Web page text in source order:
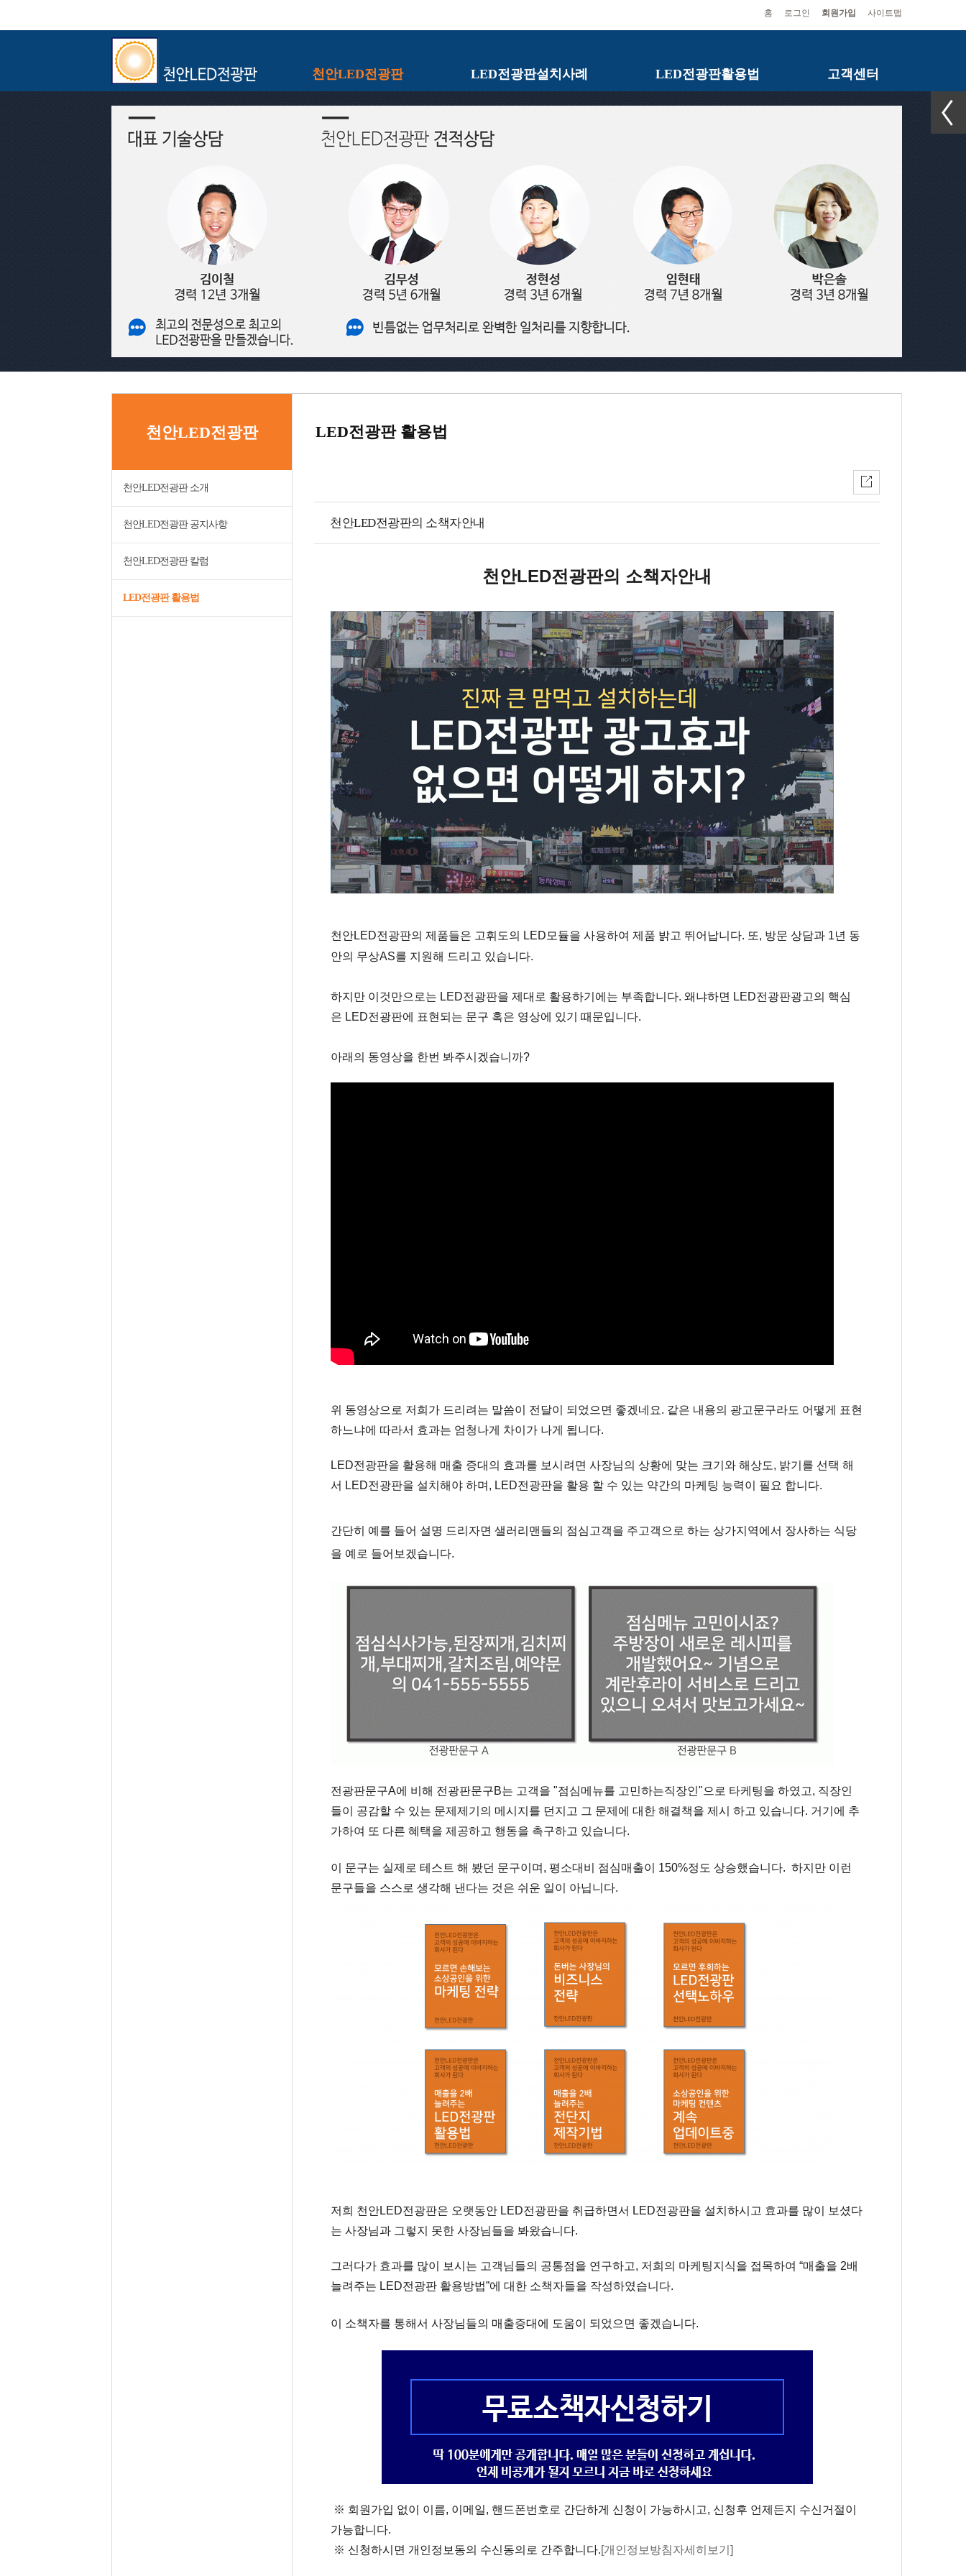
홈 로그인 회원가입 사이트맵
천안LED전광판 LED전광판설치사례 LED전광판활용법 고객센터
천안LED전광판
천안LED전광판 소개
천안LED전광판 공지사항
천안LED전광판 칼럼
LED전광판 활용법
LED전광판 활용법
천안LED전광판의 소책자안내
천안LED전광판의 소책자안내
천안LED전광판의 제품들은 고휘도의 LED 모듈을 사용하여 제품 밝고 뛰어납니다. 또, 방문 상담과 1년 동
안의 무상AS를 지원해 드리고 있습니다.
하지만 이것만으로는 LED전광판을 제대로 활용하기에는 부족합니다. 왜냐하면 LED전광판광고의 핵심
은 LED전광판에 표현되는 문구 혹은 영상에 있기 때문입니다.
아래의 동영상을 한번 봐주시겠습니까?
위 동영상으로 저희가 드리려는 말씀이 전달이 되었으면 좋겠네요. 같은 내용의 광고문구라도 어떻게 표현
하느냐에 따라서 효과는 엄청나게 차이가 나게 됩니다.
LED전광판을 활용해 매출 증대의 효과를 보시려면 사장님의 상황에 맞는 크기와 해상도, 밝기를 선택 해
서 LED전광판을 설치해야 하며, LED전광판을 활용 할 수 있는 약간의 마케팅 능력이 필요 합니다.
간단히 예를 들어 설명 드리자면 샐러리맨들의 점심고객을 주고객으로 하는 상가지역에서 장사하는 식당
을 예로 들어보겠습니다.
전광판문구A에 비해 전광판문구B는 고객을 "점심메뉴를 고민하는직장인"으로 타케팅을 하였고, 직장인
들이 공감할 수 있는 문제제기의 메시지를 던지고 그 문제에 대한 해결책을 제시 하고 있습니다. 거기에 추
가하여 또 다른 혜택을 제공하고 행동을 촉구하고 있습니다.
이 문구는 실제로 테스트 해 봤던 문구이며, 평소대비 점심매출이 150%정도 상승했습니다. 하지만 이런
문구들을 스스로 생각해 낸다는 것은 쉬운 일이 아닙니다.
저희 천안LED전광판은 오랫동안 LED전광판을 취급하면서 LED전광판을 설치하시고 효과를 많이 보셨다
는 사장님과 그렇지 못한 사장님들을 봐왔습니다.
그러다가 효과를 많이 보시는 고객님들의 공통점을 연구하고, 저희의 마케팅지식을 접목하여 “매출을 2배
늘려주는 LED전광판 활용방법”에 대한 소책자들을 작성하였습니다.
이 소책자를 통해서 사장님들의 매출증대에 도움이 되었으면 좋겠습니다.
※ 회원가입 없이 이름, 이메일, 핸드폰번호로 간단하게 신청이 가능하시고, 신청후 언제든지 수신거절이
가능합니다.
※ 신청하시면 개인정보동의 수신동의로 간주합니다.[개인정보방침자세히보기]